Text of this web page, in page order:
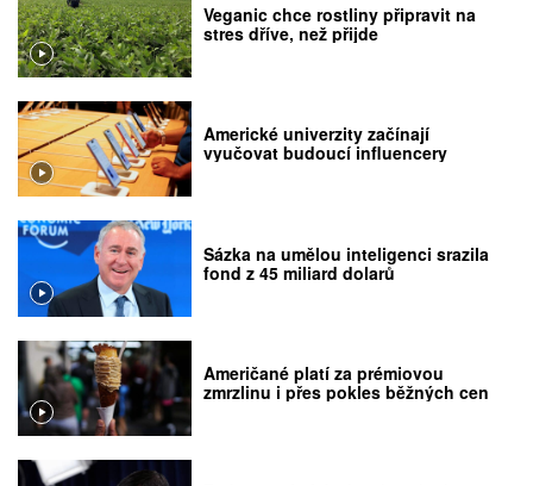
Veganic chce rostliny připravit na
stres dříve, než přijde
Americké univerzity začínají
vyučovat budoucí influencery
Sázka na umělou inteligenci srazila
fond z 45 miliard dolarů
Američané platí za prémiovou
zmrzlinu i přes pokles běžných cen